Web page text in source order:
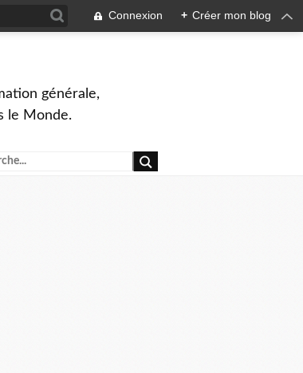
Connexion + Créer mon blog
générale,
le Monde.